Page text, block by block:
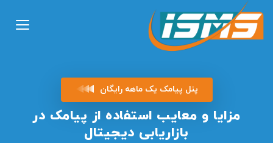
پنل پیامک یک ماهه رایگان
مزایا و معایب استفاده از پیامک در
بازاریابی دیجیتال